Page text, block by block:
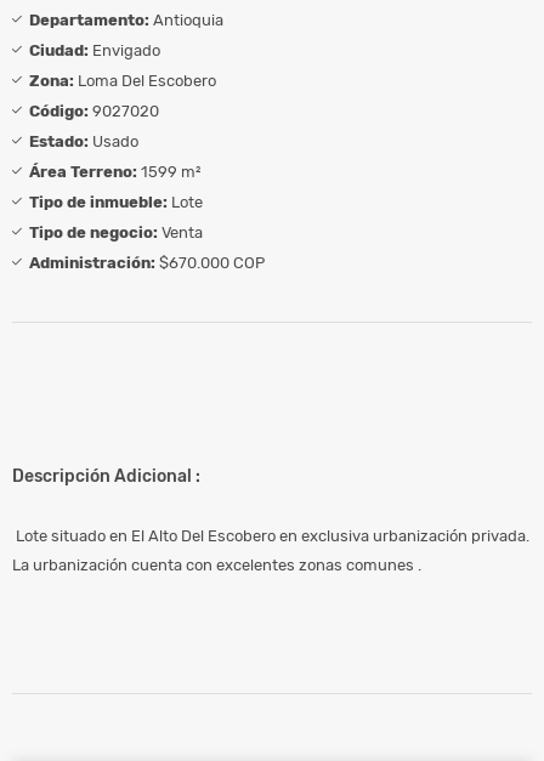
Departamento: Antioquia
Ciudad: Envigado
Zona: Loma Del Escobero
Código: 9027020
Estado: Usado
Área Terreno: 1599 m²
Tipo de inmueble: Lote
Tipo de negocio: Venta
Administración: $670.000 COP
Descripción Adicional :
Lote situado en El Alto Del Escobero en exclusiva urbanización privada.
La urbanización cuenta con excelentes zonas comunes .